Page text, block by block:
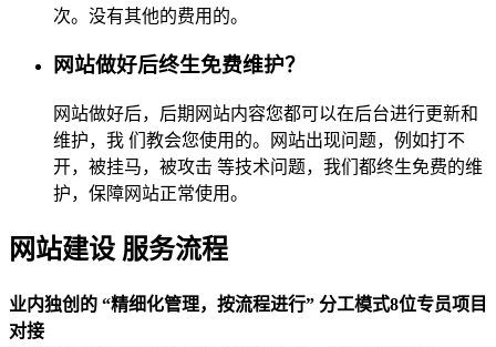
次。没有其他的费用的。
网站做好后终生免费维护？
网站做好后，后期网站内容您都可以在后台进行更新和
维护，我 们教会您使用的。网站出现问题，例如打不
开，被挂马，被攻击 等技术问题，我们都终生免费的维
护，保障网站正常使用。
网站建设 服务流程
业内独创的 “精细化管理，按流程进行” 分工模式8位专员项目
对接